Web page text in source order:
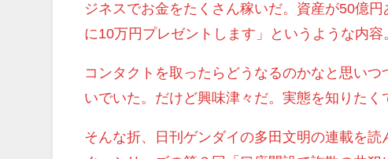
ジネスでお金をたくさん稼いだ。資産が50億
に10万円プレゼントします」というような内容
コンタクトを取ったらどうなるのかなと思い
いでいた。だけど興味津々だ。実態を知りたく
そんな折、日刊ゲンダイの多田文明の連載を